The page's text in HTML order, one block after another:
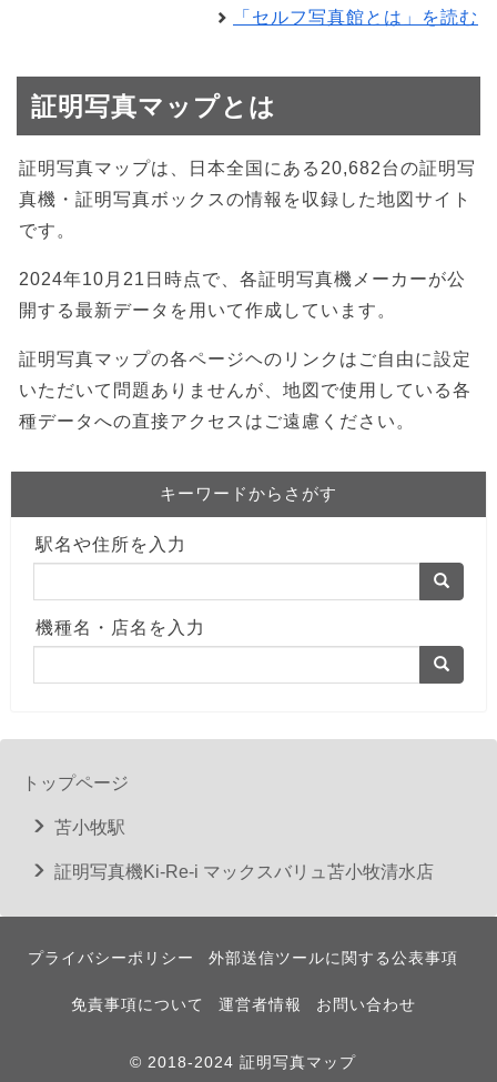
「セルフ写真館とは」を読む
証明写真マップとは
証明写真マップは、日本全国にある20,682台の証明写
真機・証明写真ボックスの情報を収録した地図サイト
です。
2024年10月21日時点で、各証明写真機メーカーが公
開する最新データを用いて作成しています。
証明写真マップの各ページヘのリンクはご自由に設定
いただいて問題ありませんが、地図で使用している各
種データへの直接アクセスはご遠慮ください。
キーワードからさがす
駅名や住所を入力
機種名・店名を入力
トップページ
苫小牧駅
証明写真機Ki-Re-i マックスバリュ苫小牧清水店
プライバシーポリシー 外部送信ツールに関する公表事項
免責事項について 運営者情報 お問い合わせ
© 2018-2024 証明写真マップ